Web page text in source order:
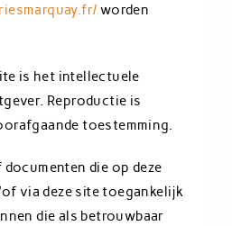
worden
is het intellectuele
Reproductie is
toestemming.
die op deze
via deze site toegankelijk
die als betrouwbaar